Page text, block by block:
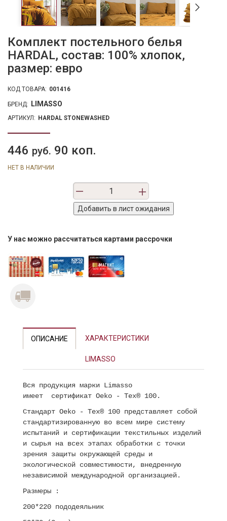
Комплект постельного белья
HARDAL, состав: 100% хлопок,
размер: евро
КОД ТОВАРА: 001416
БРЕНД: LIMASSO
АРТИКУЛ: HARDAL STONEWASHED
446 руб. 90 коп.
НЕТ В НАЛИЧИИ
У нас можно рассчитаться картами рассрочки
ОПИСАНИЕ ХАРАКТЕРИСТИКИ
LIMASSO
Вся продукция марки Limasso
имеет сертификат Oeko - Tex® 100.
Стандарт Oeko - Tex® 100 представляет собой
стандартизированную во всем мире систему
испытаний и сертификации текстильных изделий
и сырья на всех этапах обработки с точки
зрения защиты окружающей среды и
экологической совместимости, внедренную
независимой международной организацией.
Размеры :
200*220 пододеяльник